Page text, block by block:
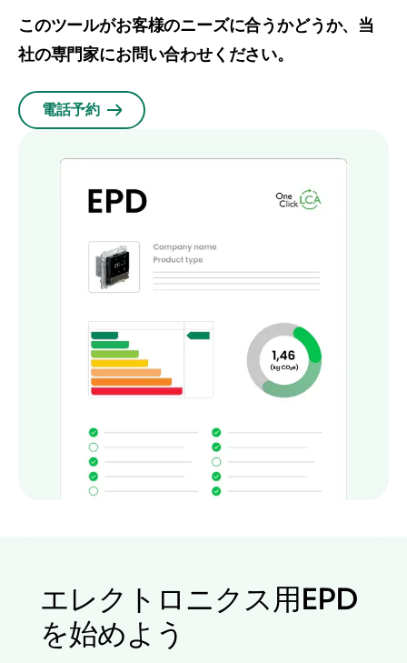
このツールがお客様のニーズに合うかどうか、当
社の専門家にお問い合わせください。
電話予約
エレクトロニクス用EPD
を始めよう